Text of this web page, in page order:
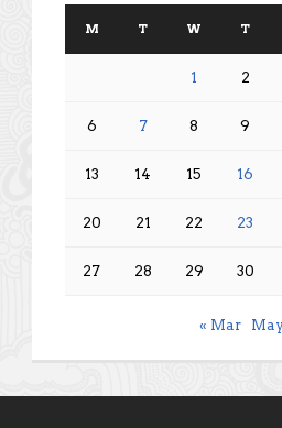
M T W T
1 2
6 7 8 9
13 14 15 16
20 21 22 23
27 28 29 30
« Mar